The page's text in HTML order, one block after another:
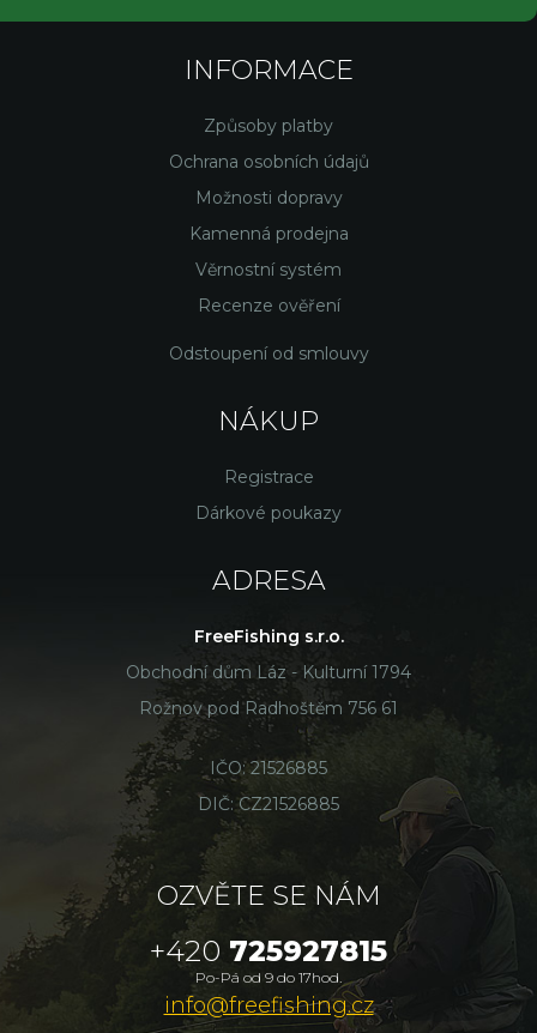
INFORMACE
Způsoby platby
Ochrana osobních údajů
Možnosti dopravy
Kamenná prodejna
Věrnostní systém
Recenze ověření
Odstoupení od smlouvy
NÁKUP
Registrace
Dárkové poukazy
ADRESA
FreeFishing s.r.o.
Obchodní dům Láz - Kulturní 1794
Rožnov pod Radhoštěm 756 61
IČO: 21526885
DIČ: CZ21526885
OZVĚTE SE NÁM
+420 725927815
Po-Pá od 9 do 17hod.
info@freefishing.cz